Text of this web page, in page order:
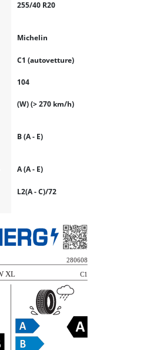
255/40 R20
Michelin
C1 (autovetture)
104
(W) (> 270 km/h)
B (A - E)
A (A - E)
L2(A - C)/72